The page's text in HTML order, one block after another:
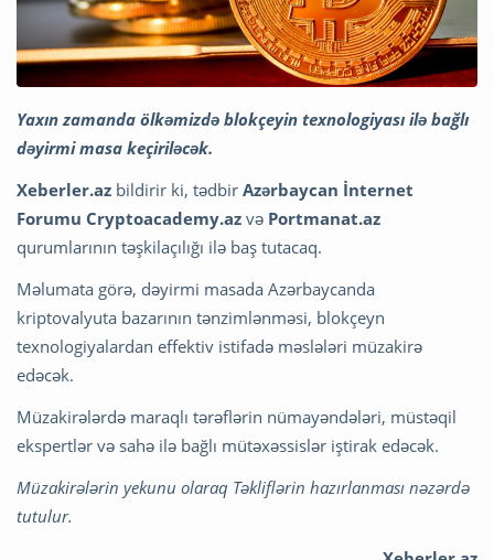
Yaxın zamanda ölkəmizdə blokçeyin texnologiyası ilə bağlı
dəyirmi masa keçiriləcək.
Xeberler.az bildirir ki, tədbir Azərbaycan İnternet
Forumu Cryptoacademy.az və Portmanat.az
qurumlarının təşkilaçılığı ilə baş tutacaq.
Məlumata görə, dəyirmi masada Azərbaycanda
kriptovalyuta bazarının tənzimlənməsi, blokçeyn
texnologiyalardan effektiv istifadə məslələri müzakirə
edəcək.
Müzakirələrdə maraqlı tərəflərin nümayəndələri, müstəqil
ekspertlər və sahə ilə bağlı mütəxəssislər iştirak edəcək.
Müzakirələrin yekunu olaraq Təkliflərin hazırlanması nəzərdə
tutulur.